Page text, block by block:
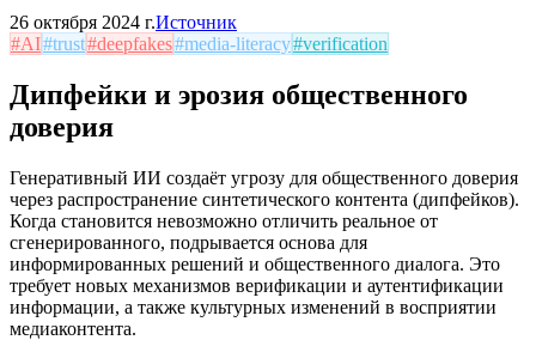
26 октября 2024 г.Источник
#AI#trust#deepfakes#media-literacy#verification
Дипфейки и эрозия общественного
доверия
Генеративный ИИ создаёт угрозу для общественного доверия
через распространение синтетического контента (дипфейков).
Когда становится невозможно отличить реальное от
сгенерированного, подрывается основа для
информированных решений и общественного диалога. Это
требует новых механизмов верификации и аутентификации
информации, а также культурных изменений в восприятии
медиаконтента.